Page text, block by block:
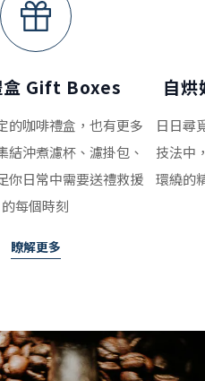
盒 Gift Boxes
的咖啡禮盒，也有更多
結沖煮濾杯、濾掛包、
你日常中需要送禮救援
的每個時刻
瞭解更多
自
日日尋
技法中
環繞的